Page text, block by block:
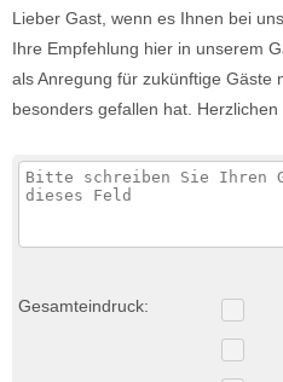
Lieber Gast, wenn es Ihnen bei
Ihre Empfehlung hier in unserem
als Anregung für zukünftige Gäste
besonders gefallen hat. Herzlichen
Gesamteindruck: